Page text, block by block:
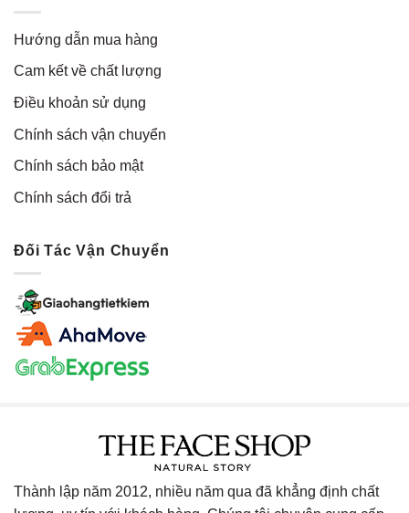
Hướng dẫn mua hàng
Cam kết về chất lượng
Điều khoản sử dụng
Chính sách vận chuyển
Chính sách bảo mật
Chính sách đổi trả
Đối Tác Vận Chuyển
Thành lập năm 2012, nhiều năm qua đã khẳng định chất